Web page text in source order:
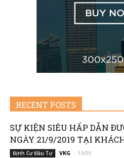
Mỹ
|
of
RECENT POSTS
SỰ KIỆN SIÊU HẤP DẪN
NGÀY 21/9/2019 TẠI
Định Cư Đầu Tư VKG - 16/09